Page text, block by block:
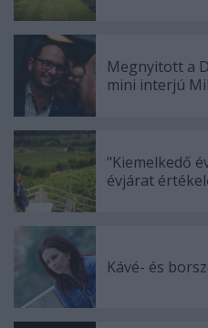
Megnyitott a
mini interjú
"Kiemelkedő
évjárat
Kávé- és